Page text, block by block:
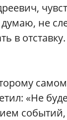
не
в
«Не